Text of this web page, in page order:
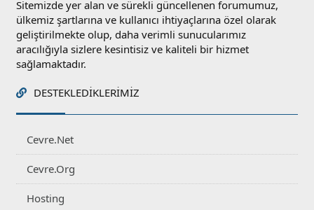
Sitemizde yer alan ve sürekli güncellenen forumumuz,
ülkemiz şartlarına ve kullanıcı ihtiyaçlarına özel olarak
geliştirilmekte olup, daha verimli sunucularımız
aracılığıyla sizlere kesintisiz ve kaliteli bir hizmet
sağlamaktadır.
DESTEKLEDIKLERIMIZ
Cevre.Net
Cevre.Org
Hosting